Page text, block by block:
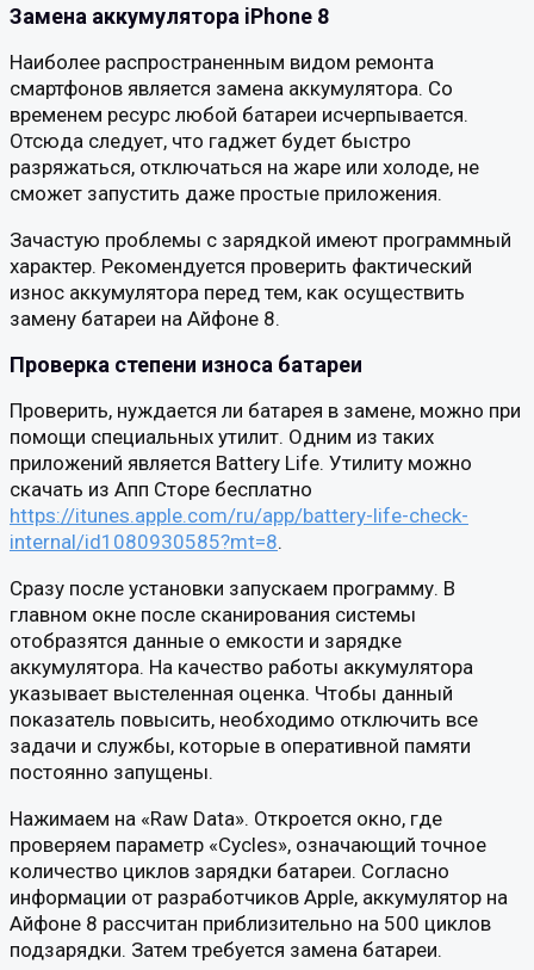
Замена аккумулятора iPhone 8
Наиболее распространенным видом ремонта
смартфонов является замена аккумулятора. Со
временем ресурс любой батареи исчерпывается.
Отсюда следует, что гаджет будет быстро
разряжаться, отключаться на жаре или холоде, не
сможет запустить даже простые приложения.
Зачастую проблемы с зарядкой имеют программный
характер. Рекомендуется проверить фактический
износ аккумулятора перед тем, как осуществить
замену батареи на Айфоне 8.
Проверка степени износа батареи
Проверить, нуждается ли батарея в замене, можно при
помощи специальных утилит. Одним из таких
приложений является Battery Life. Утилиту можно
скачать из Апп Сторе бесплатно
https://itunes.apple.com/ru/app/battery-life-check-
internal/id1080930585?mt=8.
Сразу после установки запускаем программу. В
главном окне после сканирования системы
отобразятся данные о емкости и зарядке
аккумулятора. На качество работы аккумулятора
указывает выстеленная оценка. Чтобы данный
показатель повысить, необходимо отключить все
задачи и службы, которые в оперативной памяти
постоянно запущены.
Нажимаем на «Raw Data». Откроется окно, где
проверяем параметр «Cycles», означающий точное
количество циклов зарядки батареи. Согласно
информации от разработчиков Apple, аккумулятор на
Айфоне 8 рассчитан приблизительно на 500 циклов
подзарядки. Затем требуется замена батареи.